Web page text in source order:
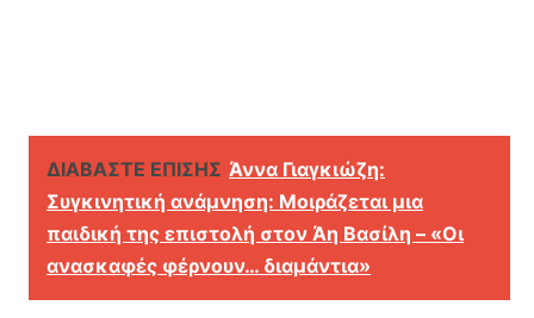
ΔΙΑΒΑΣΤΕ ΕΠΙΣΗΣ Άννα Γιαγκιώζη:
Συγκινητική ανάμνηση: Μοιράζεται μια
παιδική της επιστολή στον Άη Βασίλη – «Οι
ανασκαφές φέρνουν… διαμάντια»